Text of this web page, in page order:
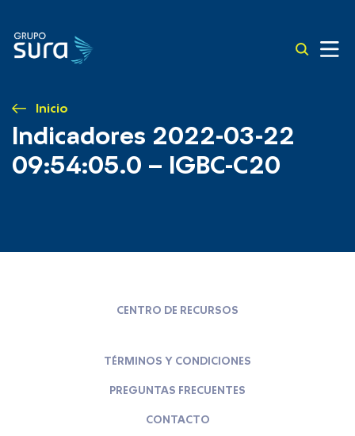
Inicio
Indicadores 2022-03-22
09:54:05.0 – IGBC-C20
CENTRO DE RECURSOS
TÉRMINOS Y CONDICIONES
PREGUNTAS FRECUENTES
CONTACTO